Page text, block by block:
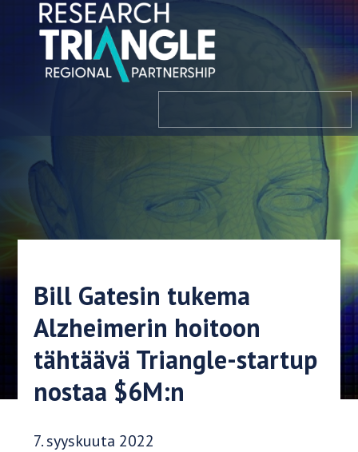
Siirry sisältöön
Bill Gatesin tukema
Alzheimerin hoitoon
tähtäävä Triangle-startup
nostaa $6M:n
Julkaisupäivä:
7. syyskuuta 2022